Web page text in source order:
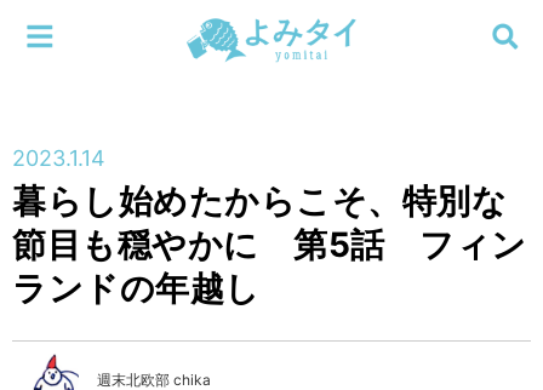
連載
新刊
検索する
メニューを閉じる
2023.1.14
暮らし始めたからこそ、特別な
節目も穏やかに 第5話 フィン
ランドの年越し
週末北欧部 chika